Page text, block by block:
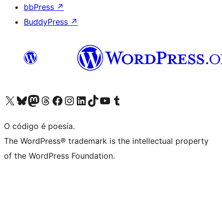
bbPress ↗
BuddyPress ↗
Visita la cuenta de X (anteriormente Twitter)
Visita a nosa conta de Bluesky
Visita a nosa conta de Mastodon
Visita a nosa conta de Threads
Visita a nosa páxina de Facebook
Visita a nosa conta de Instagram
Visita a nosa conta de LinkedIn
Visita a nosa conta de TikTok
Visita a nosa canle de YouTube
Visita a nosa conta de Tumblr
O código é poesía.
The WordPress® trademark is the intellectual property
of the WordPress Foundation.